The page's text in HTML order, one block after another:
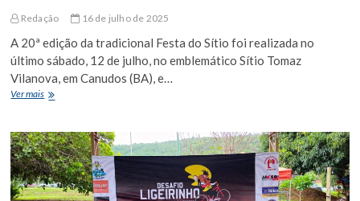
Redação 16 de julho de 2025
A 20ª edição da tradicional Festa do Sítio foi realizada no
último sábado, 12 de julho, no emblemático Sítio Tomaz
Vilanova, em Canudos (BA), e…
Ver maisFesta
reúne
cerca
de
2
mil